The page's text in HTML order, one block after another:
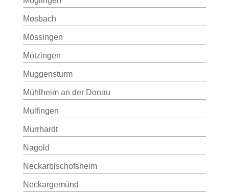
Mosbach
Mössingen
Mötzingen
Muggensturm
Mühlheim an der Donau
Mulfingen
Murrhardt
Nagold
Neckarbischofsheim
Neckargemünd